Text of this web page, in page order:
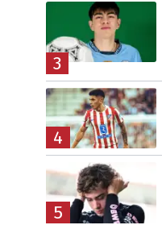
3
4
5